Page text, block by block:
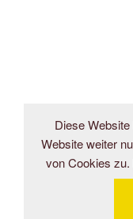
Diese
Website weiter
von Cookies